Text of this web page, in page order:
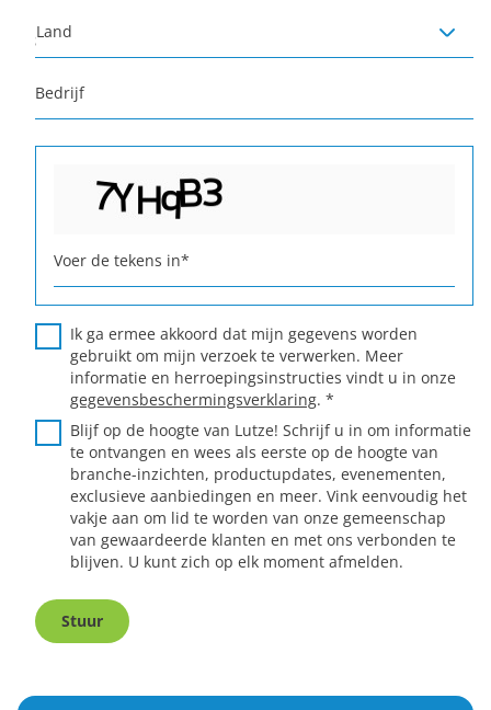
Land
Bedrijf
Voer de tekens in*
Ik ga ermee akkoord dat mijn gegevens worden
gebruikt om mijn verzoek te verwerken. Meer
informatie en herroepingsinstructies vindt u in onze
gegevensbeschermingsverklaring. *
Blijf op de hoogte van Lutze! Schrijf u in om informatie
te ontvangen en wees als eerste op de hoogte van
branche-inzichten, productupdates, evenementen,
exclusieve aanbiedingen en meer. Vink eenvoudig het
vakje aan om lid te worden van onze gemeenschap
van gewaardeerde klanten en met ons verbonden te
blijven. U kunt zich op elk moment afmelden.
Stuur